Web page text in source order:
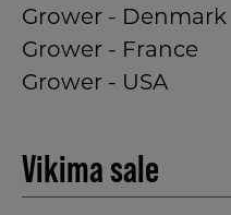
Grower - Denmark
Grower - France
Grower - USA
Vikima sale